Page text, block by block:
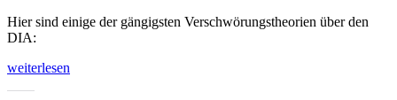
Hier sind einige der gängigsten Verschwörungstheorien über den
DIA:
„Verschwörungstheorien
weiterlesen